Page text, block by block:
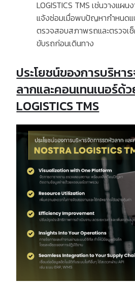
LOGISTICS TMSเช่นวางแผน
แจ้งซ่อมเมื่อพบปัญหากำหนดแ
ตรวจสอบสภาพรถและตรวจ
ขับรถก่อนเดินทาง
ประโยชน์ของการบริหา
ลากและคอนเทนเนอร์ด้ว
LOGISTICS TMS